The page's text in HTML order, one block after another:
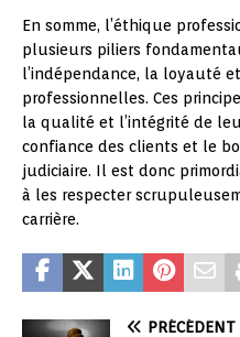
En somme, l’éthique
plusieurs piliers
l’indépendance, la loyauté
professionnelles. Ces
la qualité et l’intégrité de
confiance des clients et le
judiciaire. Il est donc
à les respecter
carrière.
PRÉCÉDENT